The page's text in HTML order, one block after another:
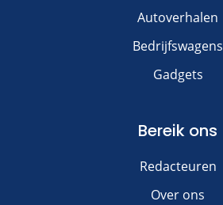
Autoverhalen
Bedrijfswagens
Gadgets
Bereik ons
Redacteuren
Over ons